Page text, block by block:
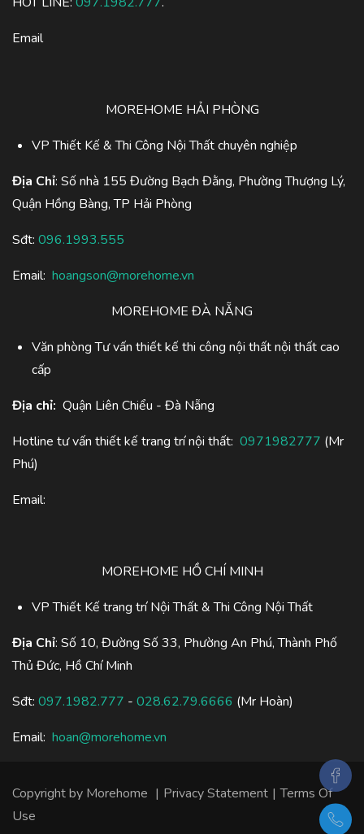
Email
MOREHOME HẢI PHÒNG
VP Thiết Kế & Thi Công Nội Thất chuyên nghiệp
Địa Chỉ: Số nhà 155 Đường Bạch Đằng, Phường Thượng Lý,
Quận Hồng Bàng, TP Hải Phòng
Sđt: 096.1993.555
Email: hoangson@morehome.vn
MOREHOME ĐÀ NẴNG
Văn phòng Tư vấn thiết kế thi công nội thất nội thất cao
cấp
Địa chỉ: Quận Liên Chiểu - Đà Nẵng
Hotline tư vấn thiết kế trang trí nội thất: 0971982777 (Mr
Phú)
Email:
MOREHOME HỒ CHÍ MINH
VP Thiết Kế trang trí Nội Thất & Thi Công Nội Thất
Địa Chỉ: Số 10, Đường Số 33, Phường An Phú, Thành Phố
Thủ Đức, Hồ Chí Minh
Sđt: 097.1982.777 - 028.62.79.6666 (Mr Hoàn)
Email: hoan@morehome.vn
Copyright by Morehome | Privacy Statement | Terms Of
Use